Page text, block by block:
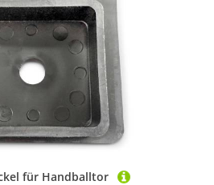
für Handballtor